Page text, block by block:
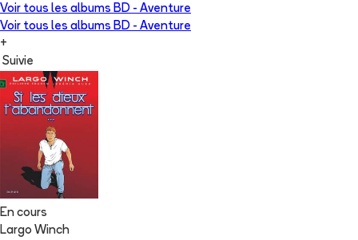
Voir tous les albums BD - Aventure
Voir tous les albums BD - Aventure
+
Suivie
En cours
Largo Winch